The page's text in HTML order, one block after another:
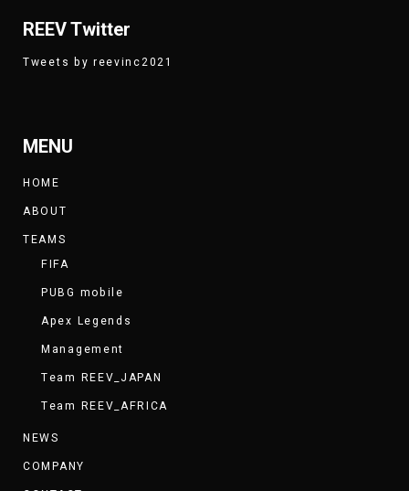
REEV Twitter
Tweets by reevinc2021
MENU
HOME
ABOUT
TEAMS
FIFA
PUBG mobile
Apex Legends
Management
Team REEV_JAPAN
Team REEV_AFRICA
NEWS
COMPANY